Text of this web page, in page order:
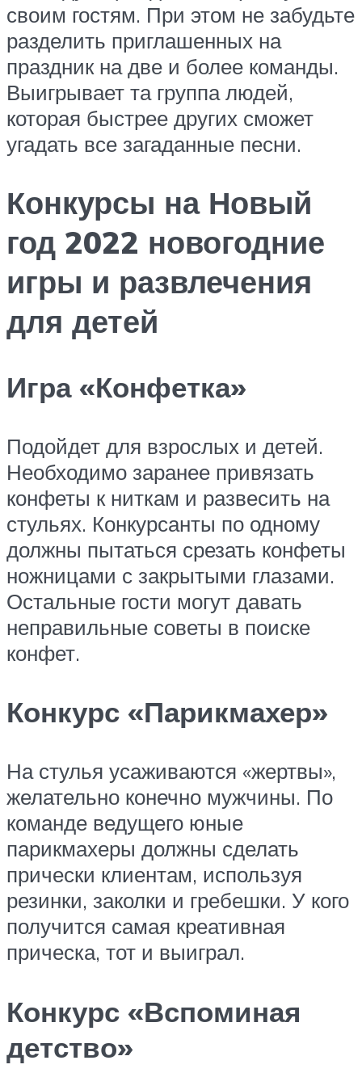
своим гостям. При этом не забудьте
разделить приглашенных на
праздник на две и более команды.
Выигрывает та группа людей,
которая быстрее других сможет
угадать все загаданные песни.
Конкурсы на Новый
год 2022 новогодние
игры и развлечения
для детей
Игра «Конфетка»
Подойдет для взрослых и детей.
Необходимо заранее привязать
конфеты к ниткам и развесить на
стульях. Конкурсанты по одному
должны пытаться срезать конфеты
ножницами с закрытыми глазами.
Остальные гости могут давать
неправильные советы в поиске
конфет.
Конкурс «Парикмахер»
На стулья усаживаются «жертвы»,
желательно конечно мужчины. По
команде ведущего юные
парикмахеры должны сделать
прически клиентам, используя
резинки, заколки и гребешки. У кого
получится самая креативная
прическа, тот и выиграл.
Конкурс «Вспоминая
детство»